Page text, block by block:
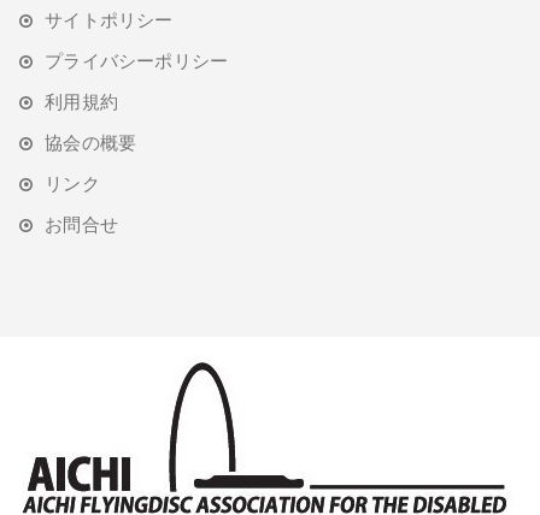
サイトポリシー
プライバシーポリシー
利用規約
協会の概要
リンク
お問合せ